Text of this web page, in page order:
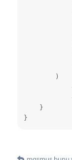
        )
    }
}